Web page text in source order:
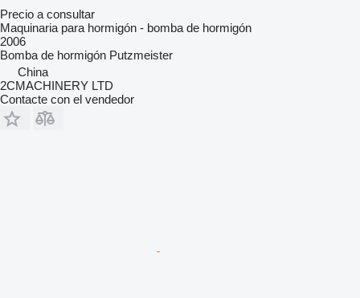
Precio a consultar
Maquinaria para hormigón - bomba de hormigón
2006
Bomba de hormigón Putzmeister
China
2CMACHINERY LTD
Contacte con el vendedor